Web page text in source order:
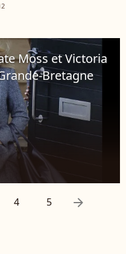
Moss et Victoria
Bretagne
4 5 arrow_right